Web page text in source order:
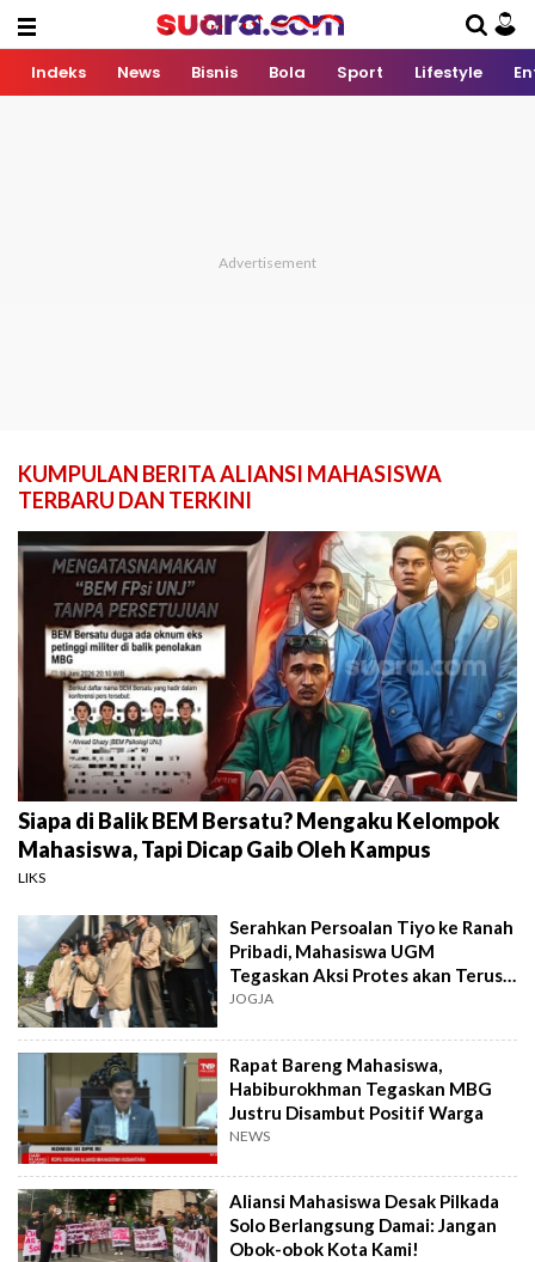
Indeks News Bisnis Bola Sport Lifestyle
KUMPULAN BERITA ALIANSI MAHASISWA
TERBARU DAN TERKINI
Siapa di Balik BEM Bersatu? Mengaku Kelompok
Mahasiswa, Tapi Dicap Gaib Oleh Kampus
LIKS
Serahkan Persoalan Tiyo ke Ranah
Pribadi, Mahasiswa UGM
Tegaskan Aksi Protes akan Terus
Berlanjut
JOGJA
Rapat Bareng Mahasiswa,
Habiburokhman Tegaskan MBG
Justru Disambut Positif Warga
NEWS
Aliansi Mahasiswa Desak Pilkada
Solo Berlangsung Damai: Jangan
Obok-obok Kota Kami!